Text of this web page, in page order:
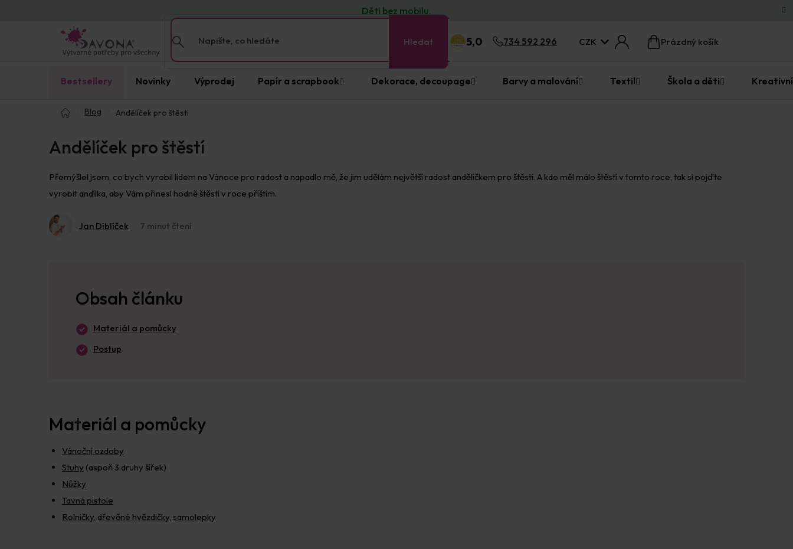
Děti bez mobilu.
Hledat 5,0 CZK
Nákupní
Prázdný košík
734 592 296
Bestsellery Novinky Výprodej Papír a scrapbook Dekorace, decoupage Barvy a malování Textil Škola a děti
Blog Andělíček pro štěstí
Andělíček pro štěstí
Přemýšlel jsem, co bych vyrobil lidem na Vánoce pro radost a napadlo mě, že jim udělám největší radost andělíčkem pro štěstí. A kdo měl málo štěstí v tomto roce, tak si pojďte
vyrobit andílka, aby Vám přinesl hodně štěstí v roce příštím.
Jan Diblíček 7 minut čtení
Obsah článku
Materiál a pomůcky
Postup
Materiál a pomůcky
Vánoční ozdoby
Stuhy (aspoň 3 druhy šířek)
Nůžky
Tavná pistole
Rolničky, dřevěné hvězdičky, samolepky